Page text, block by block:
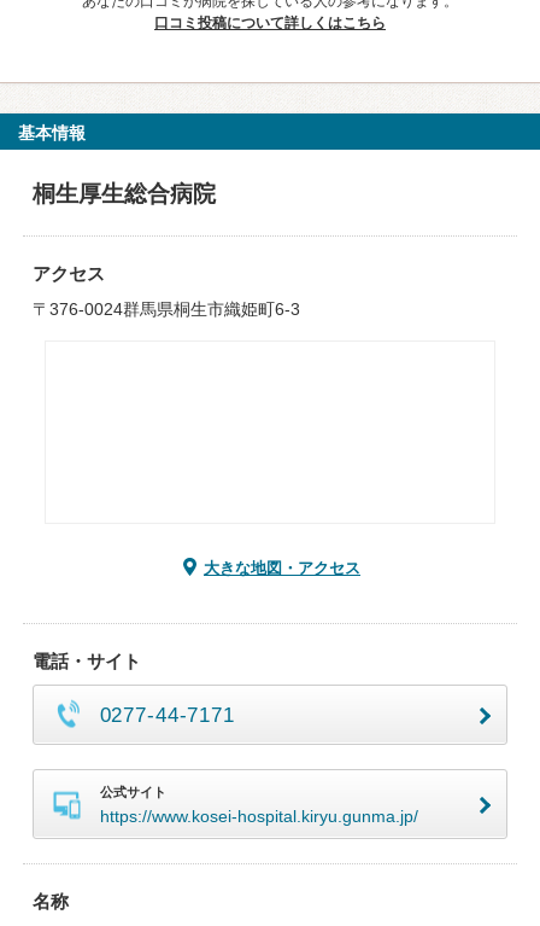
口コミ投稿について詳しくはこちら
基本情報
桐生厚生総合病院
アクセス
〒376-0024群馬県桐生市織姫町6-3
大きな地図・アクセス
電話・サイト
0277-44-7171
公式サイト
https://www.kosei-hospital.kiryu.gunma.jp/
名称